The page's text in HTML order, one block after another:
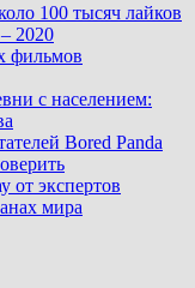
100 тысяч лайков
2020
фильмов
с населением:
Bored Panda
от экспертов
мира